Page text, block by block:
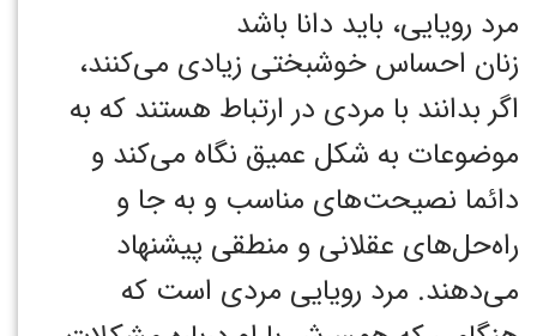
مرد رویایی، باید دانا باشد
زنان احساس خوشبختی زیادی می‌کنند،
اگر بدانند با مردی در ارتباط هستند که به
موضوعات به شکل عمیق نگاه می‌کند و
دائما نصیحت‌های مناسب و به جا و
راه‌حل‌های عقلانی و منطقی پیشنهاد
می‌دهند. مرد رویایی مردی است که